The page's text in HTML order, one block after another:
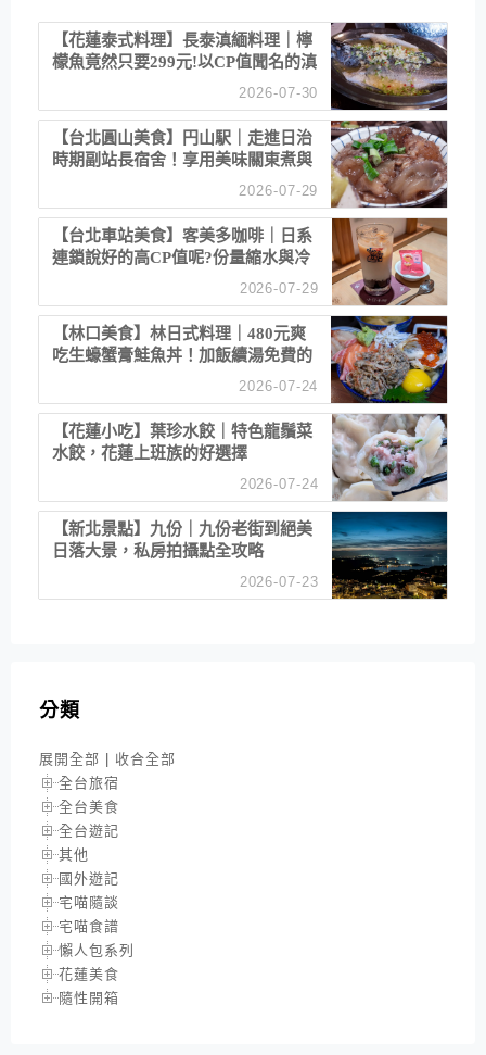
【花蓮泰式料理】長泰滇緬料理｜檸
檬魚竟然只要299元!以CP值聞名的滇
2026-07-30
【台北圓山美食】円山駅｜走進日治
時期副站長宿舍！享用美味關東煮與
2026-07-29
【台北車站美食】客美多咖啡｜日系
連鎖說好的高CP值呢?份量縮水與冷
2026-07-29
【林口美食】林日式料理｜480元爽
吃生蠔蟹膏鮭魚丼！加飯續湯免費的
2026-07-24
【花蓮小吃】葉珍水餃｜特色龍鬚菜
水餃，花蓮上班族的好選擇
2026-07-24
【新北景點】九份｜九份老街到絕美
日落大景，私房拍攝點全攻略
2026-07-23
分類
展開全部
收合全部
全台旅宿
全台美食
全台遊記
其他
國外遊記
宅喵隨談
宅喵食譜
懶人包系列
花蓮美食
隨性開箱